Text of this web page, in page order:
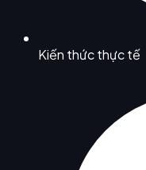
Kiến thức thực tế